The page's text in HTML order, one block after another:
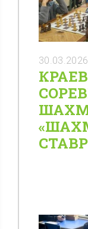
30.03.2026